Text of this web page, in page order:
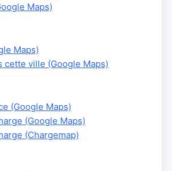
Maps)
Maps)
cette ville (Google Maps)
(Google Maps)
(Google Maps)
(Chargemap)